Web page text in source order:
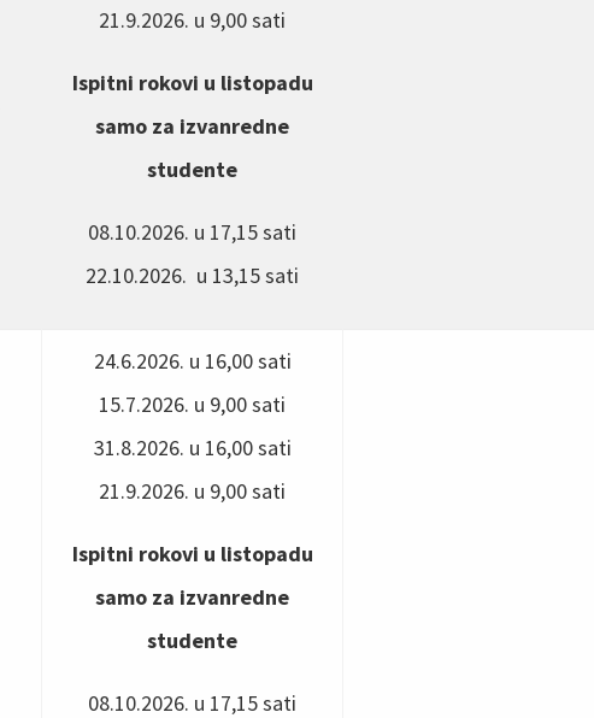
21.9.2026. u 9,00 sati
Ispitni rokovi u listopadu
samo za izvanredne
studente
08.10.2026. u 17,15 sati
22.10.2026. u 13,15 sati
24.6.2026. u 16,00 sati
15.7.2026. u 9,00 sati
31.8.2026. u 16,00 sati
21.9.2026. u 9,00 sati
Ispitni rokovi u listopadu
samo za izvanredne
studente
08.10.2026. u 17,15 sati